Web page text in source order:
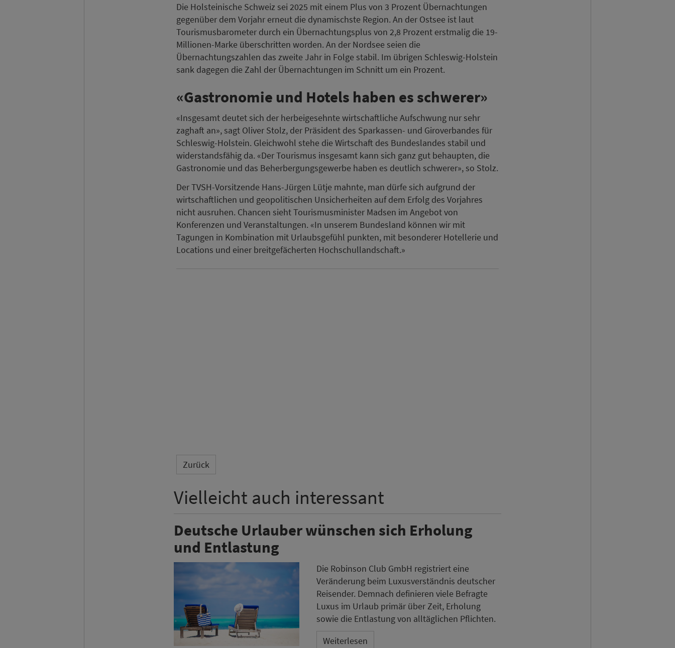
Die Holsteinische Schweiz sei 2025 mit einem Plus von 3 Prozent Übernachtungen
gegenüber dem Vorjahr erneut die dynamischste Region. An der Ostsee ist laut
Tourismusbarometer durch ein Übernachtungsplus von 2,8 Prozent erstmalig die 19-
Millionen-Marke überschritten worden. An der Nordsee seien die
Übernachtungszahlen das zweite Jahr in Folge stabil. Im übrigen Schleswig-Holstein
sank dagegen die Zahl der Übernachtungen im Schnitt um ein Prozent.
«Gastronomie und Hotels haben es schwerer»
«Insgesamt deutet sich der herbeigesehnte wirtschaftliche Aufschwung nur sehr
zaghaft an», sagt Oliver Stolz, der Präsident des Sparkassen- und Giroverbandes für
Schleswig-Holstein. Gleichwohl stehe die Wirtschaft des Bundeslandes stabil und
widerstandsfähig da. «Der Tourismus insgesamt kann sich ganz gut behaupten, die
Gastronomie und das Beherbergungsgewerbe haben es deutlich schwerer», so Stolz.
Der TVSH-Vorsitzende Hans-Jürgen Lütje mahnte, man dürfe sich aufgrund der
wirtschaftlichen und geopolitischen Unsicherheiten auf dem Erfolg des Vorjahres
nicht ausruhen. Chancen sieht Tourismusminister Madsen im Angebot von
Konferenzen und Veranstaltungen. «In unserem Bundesland können wir mit
Tagungen in Kombination mit Urlaubsgefühl punkten, mit besonderer Hotellerie und
Locations und einer breitgefächerten Hochschullandschaft.»
Zurück
Vielleicht auch interessant
Deutsche Urlauber wünschen sich Erholung
und Entlastung
Die Robinson Club GmbH registriert eine
Veränderung beim Luxusverständnis deutscher
Reisender. Demnach definieren viele Befragte
Luxus im Urlaub primär über Zeit, Erholung
sowie die Entlastung von alltäglichen Pflichten.
Weiterlesen